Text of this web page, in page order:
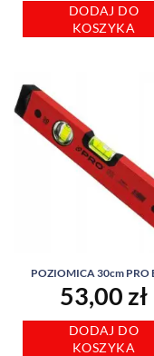
DODAJ DO
KOSZYKA
POZIOMICA 30cm PRO
53,00 zł
DODAJ DO
KOSZYKA